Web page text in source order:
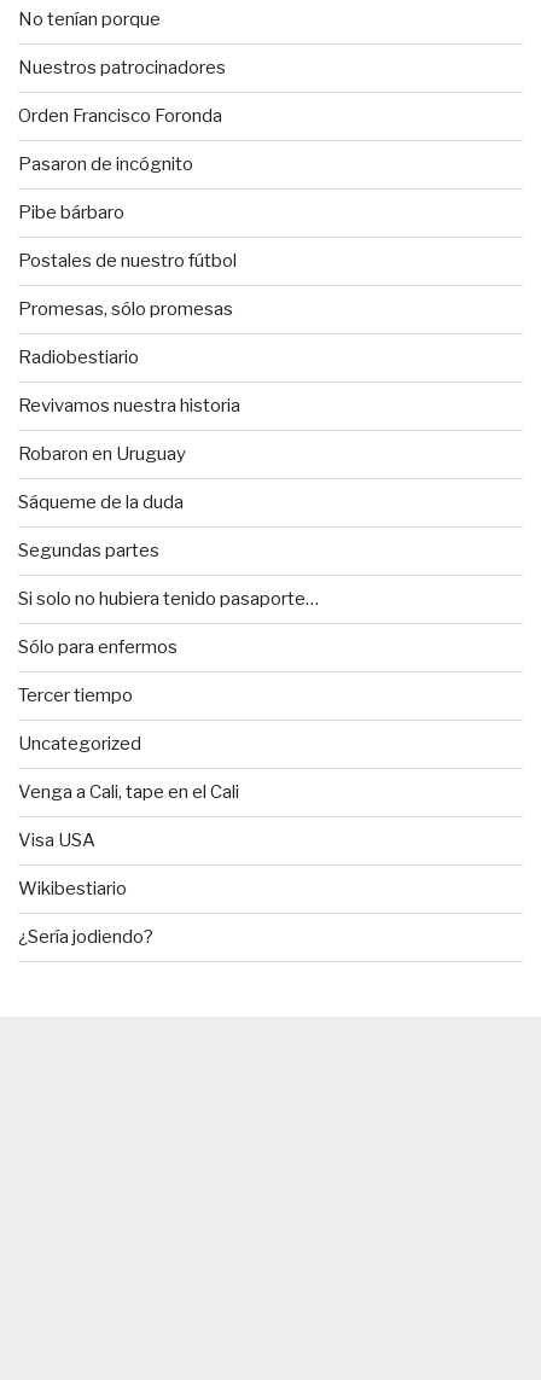
No tenían porque
Nuestros patrocinadores
Orden Francisco Foronda
Pasaron de incógnito
Pibe bárbaro
Postales de nuestro fútbol
Promesas, sólo promesas
Radiobestiario
Revivamos nuestra historia
Robaron en Uruguay
Sáqueme de la duda
Segundas partes
Si solo no hubiera tenido pasaporte…
Sólo para enfermos
Tercer tiempo
Uncategorized
Venga a Cali, tape en el Cali
Visa USA
Wikibestiario
¿Sería jodiendo?